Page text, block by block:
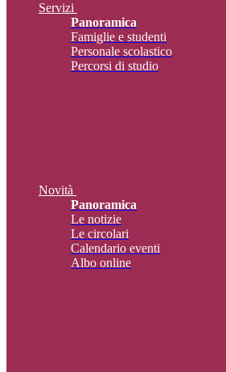
Servizi
Panoramica
Famiglie e studenti
Personale scolastico
Percorsi di studio
Novità
Panoramica
Le notizie
Le circolari
Calendario eventi
Albo online